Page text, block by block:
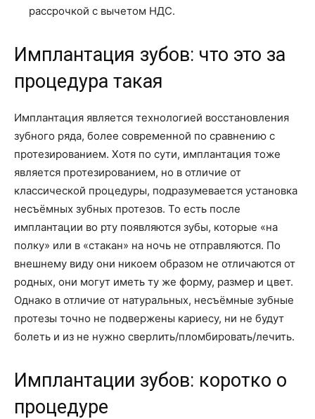
рассрочкой с вычетом НДС.
Имплантация зубов: что это за
процедура такая
Имплантация является технологией восстановления
зубного ряда, более современной по сравнению с
протезированием. Хотя по сути, имплантация тоже
является протезированием, но в отличие от
классической процедуры, подразумевается установка
несъёмных зубных протезов. То есть после
имплантации во рту появляются зубы, которые «на
полку» или в «стакан» на ночь не отправляются. По
внешнему виду они никоем образом не отличаются от
родных, они могут иметь ту же форму, размер и цвет.
Однако в отличие от натуральных, несъёмные зубные
протезы точно не подвержены кариесу, ни не будут
болеть и из не нужно сверлить/пломбировать/лечить.
Имплантации зубов: коротко о
процедуре